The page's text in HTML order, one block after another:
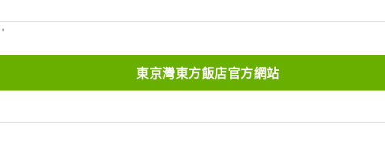
東京灣東方飯店官方網站